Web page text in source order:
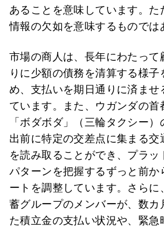
あることを意味しています。た
情報の欠如を意味するものでは
市場の商人は、長年にわたって
りに少額の債務を清算する様子
め、支払いを期日通りに済ませ
ています。また、ウガンダの首
「ボダボダ」（三輪タクシー
出前に特定の交差点に集まる交
を読み取ることができ、プラッ
パターンを把握するずっと前か
ートを調整しています。さらに
蓄グループのメンバーが、数カ
た積立金の支払い状況や、緊急